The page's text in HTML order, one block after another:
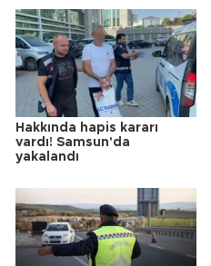
Hakkında hapis kararı
vardı! Samsun'da
yakalandı